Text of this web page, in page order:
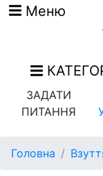
Меню
ЗАДАТИ
ПИТАННЯ
Головна